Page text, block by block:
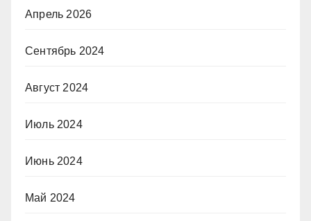
Апрель 2026
Сентябрь 2024
Август 2024
Июль 2024
Июнь 2024
Май 2024